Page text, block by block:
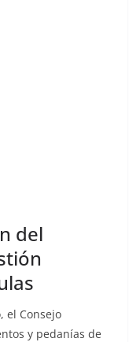
del
el Consejo
y pedanías de